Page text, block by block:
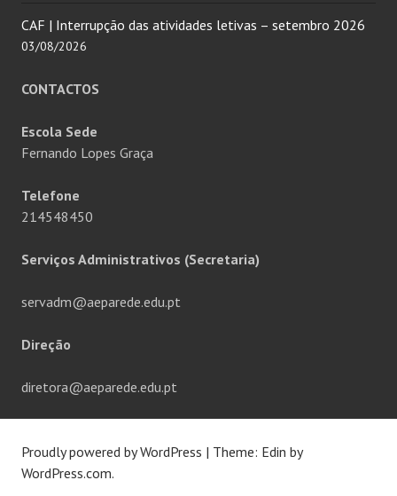
CAF | Interrupção das atividades letivas – setembro 2026
03/08/2026
CONTACTOS
Escola Sede
Fernando Lopes Graça
Telefone
214548450
Serviços Administrativos (Secretaria)
servadm@aeparede.edu.pt
Direção
diretora@aeparede.edu.pt
Proudly powered by WordPress | Theme: Edin by
WordPress.com.